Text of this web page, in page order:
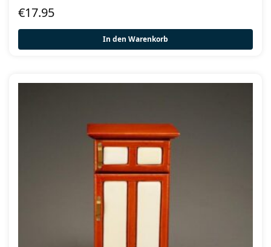
€17.95
In den Warenkorb